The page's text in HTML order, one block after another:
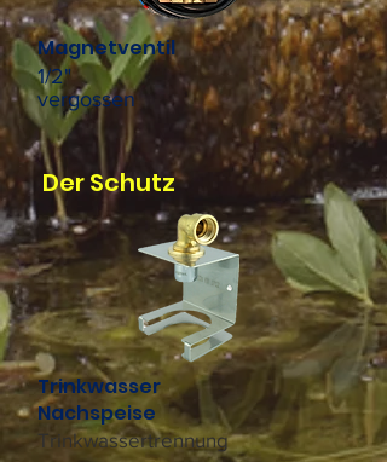
Magnetventil
1/2"
vergossen
Trinkwasser
Nachspeise
Trinkwassertrennung
Der Schutz